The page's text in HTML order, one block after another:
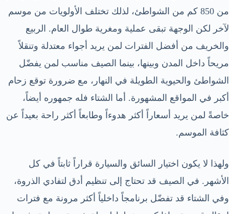
من 850 كم من الشواطئ، لذلك تختلف الأولويات من موسم
لآخر لكن الوجهة تبقى عملية ومغرية طوال العام. الربيع
والخريف من أفضل الفترات لمن يريد أجواء معتدلة وتنقلاً
مريحاً داخل المدن وبينها، بينما الصيف مناسب لمن يفضّل
الشواطئ والحيوية الطويلة في النهار، مع ضرورة توقع زحام
أكبر في المواقع المشهورة. أما الشتاء فله جمهوره أيضاً،
خاصةً لمن يريد أسعاراً أكثر هدوءاً وطابعاً أكثر راحة بعيداً عن
كثافة الموسم.
ولهذا لا يكون اختيار السائق والسيارة قراراً ثابتاً في كل
الأشهر. في الصيف قد تحتاج إلى تنظيم أدق لتفادي الذروة،
وفي الشتاء قد تفضّل برنامجاً داخلياً أكثر مرونة مع فترات